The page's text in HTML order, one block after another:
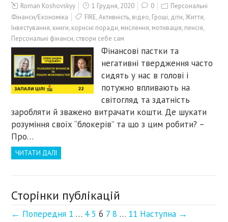
Roman Koshovskyy 1 Грудня, 2020 0
Персональні
Фінанси/Економіка
FIRE,Активність, відео, Гроші, діти,Життя,
Інвестування, книги, корисні поради, мислення, мотивація, пенсія,
Персональні фінанси, створи себе сам
Фінансові пастки та
негативні твердження часто
сидять у нас в голові і
потужно впливають на
світогляд та здатність
заробляти й зважено витрачати кошти. Де шукати
розуміння своїх “блокерів” та що з цим робити? –
Про…
ЧИТАТИ ДАЛІ
Сторінки публікацій
← Попередня 1 … 4 5 6 7 8 … 11 Наступна →